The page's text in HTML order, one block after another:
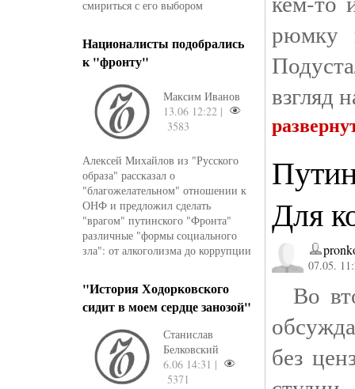
смириться с его выбором
Националисты подобрались
к "фронту"
Максим Иванов
13.06 12:22 |
3583
Алексей Михайлов из "Русского
образа" рассказал о
"благожелательном" отношении к
ОНФ и предложил сделать
"врагом" путинского "Фронта"
различные "формы социального
зла": от алкоголизма до коррупции
"История Ходорковского
сидит в моем сердце занозой"
Станислав
Белковский
6.06 14:31 |
5371
рюмку
взгляд
Для
07.05.
Во
без